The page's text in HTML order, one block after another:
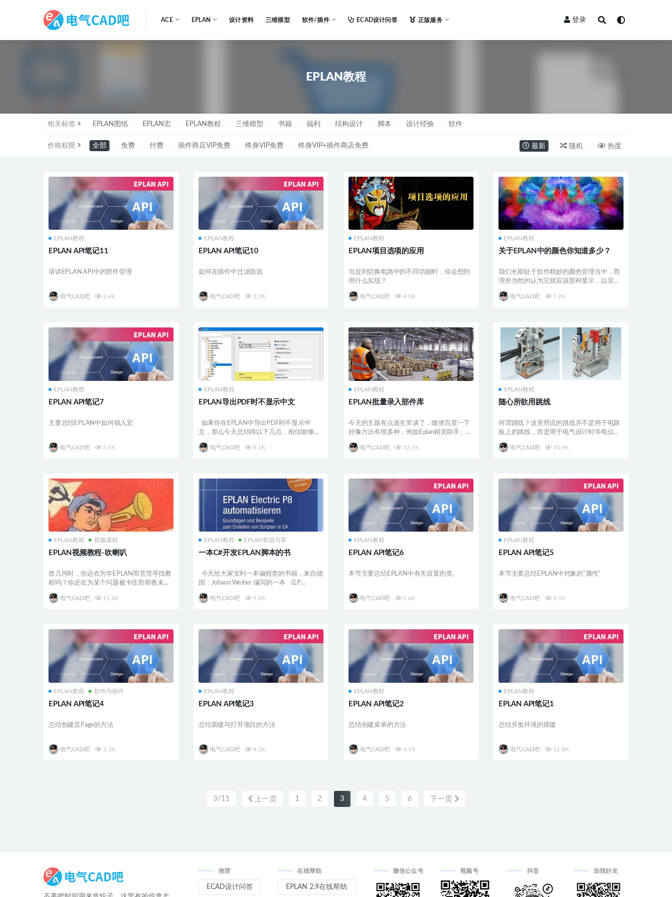
ACE EPLAN 设计资料 三维模型 软件/插件 ECAD设计问答 正版服务 登录
EPLAN教程
相关标签 EPLAN图纸 EPLAN宏 EPLAN教程 三维模型 书籍 福利 结构设计 脚本 设计经验 软件
价格权限 全部 免费 付费 插件商店VIP免费 终身VIP免费 终身VIP+插件商店免费 最新 随机 热度
EPLAN教程
EPLAN API笔记11
讲讲EPLAN API中的部件管理
电气CAD吧 2.4K
EPLAN教程
EPLAN API笔记10
如何在插件中过滤筛选
电气CAD吧 2.3K
EPLAN教程
EPLAN项目选项的应用
当提到切换电路中的不同功能时，你会想到
用什么实现？
电气CAD吧 4.0K
EPLAN教程
关于EPLAN中的颜色你知道多少？
我们长期处于软件精妙的颜色管理当中，而
理所当然的认为它就应该那样显示，以至于
电气CAD吧
7.9K
EPLAN教程
EPLAN API笔记7
主要总结EPLAN中如何插入宏
电气CAD吧 3.9K
EPLAN教程
EPLAN导出PDF时不显示中文
如果你在EPLAN中导出PDF时不显示中
文，那么今天总结得以下几点，相信能够帮
电气CAD吧
8.1K
EPLAN教程
EPLAN批量录入部件库
今天的主题有点老生常谈了，随便百度一下
好像方法有很多种，例如Eplan精灵助手、
电气CAD吧
12.1K
EPLAN教程
随心所欲用跳线
何谓跳线？这里所说的跳线并不是用于电路
板上的跳线，而是用于电气设计时等电位端
电气CAD吧
10.9K
EPLAN教程 视频课程
EPLAN视频教程-吹喇叭
曾几何时，你还在为学EPLAN而苦苦寻找教
程吗？你还在为某个问题被卡住而彻夜未眠
电气CAD吧
11.8K
EPLAN教程 EPLAN资源与库
一本C#开发EPLAN脚本的书
今天给大家安利一本编程类的书籍，来自德
国：Johann Weiher 编写的一本 《EP...
电气CAD吧 9.8K
EPLAN教程
EPLAN API笔记6
本节主要总结EPLAN中有关设置的类。
电气CAD吧 6.6K
EPLAN教程
EPLAN API笔记5
本节主要总结EPLAN中对象的“属性”
电气CAD吧 4.5K
EPLAN教程 软件与插件
EPLAN API笔记4
总结创建页Page的方法
电气CAD吧 5.3K
EPLAN教程
EPLAN API笔记3
总结新建与打开项目的方法
电气CAD吧 4.2K
EPLAN教程
EPLAN API笔记2
总结创建菜单的方法
电气CAD吧 4.1K
EPLAN教程
EPLAN API笔记1
总结开发环境的搭建
电气CAD吧 11.8K
3/11 上一页 1 2 3 4 5 6 下一页
推荐
ECAD设计问答
在线帮助
EPLAN 2.9在线帮助
微信公众号 视频号 抖音 加我好友